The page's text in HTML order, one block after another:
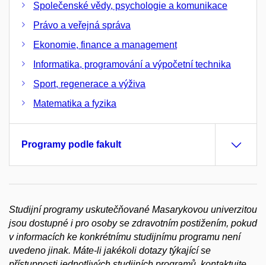
Společenské vědy, psychologie a komunikace
Právo a veřejná správa
Ekonomie, finance a management
Informatika, programování a výpočetní technika
Sport, regenerace a výživa
Matematika a fyzika
Programy podle fakult
Studijní programy uskutečňované Masarykovou univerzitou
jsou dostupné i pro osoby se zdravotním postižením, pokud
v informacích ke konkrétnímu studijnímu programu není
uvedeno jinak. Máte-li jakékoli dotazy týkající se